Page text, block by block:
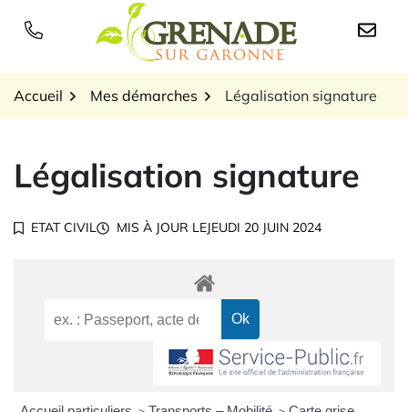
Logo Grenade sur
Accueil Mes démarches Légalisation signature
Légalisation signature
ETAT CIVIL MIS À JOUR LEJEUDI 20 JUIN 2024